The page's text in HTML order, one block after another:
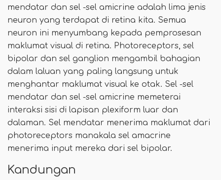
mendatar dan sel -sel amicrine adalah lima jenis
neuron yang terdapat di retina kita. Semua
neuron ini menyumbang kepada pemprosesan
maklumat visual di retina. Photoreceptors, sel
bipolar dan sel ganglion mengambil bahagian
dalam laluan yang paling langsung untuk
menghantar maklumat visual ke otak. Sel -sel
mendatar dan sel -sel amicrine memeterai
interaksi sisi di lapisan plexiform luar dan
dalaman. Sel mendatar menerima maklumat dari
photoreceptors manakala sel amacrine
menerima input mereka dari sel bipolar.
Kandungan